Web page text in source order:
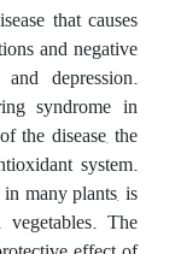
that causes
and negative
depression.
syndrome in
the disease, the
system.
many plants, is
The